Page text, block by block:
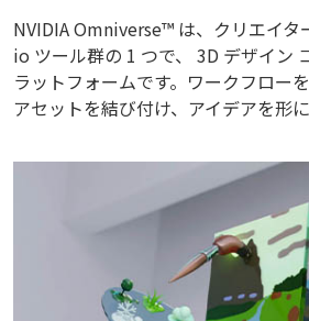
NVIDIA Omniverse™ は、クリエイタ
io ツール群の 1 つで、 3D デザイン
ラットフォームです。ワークフロー
アセットを結び付け、アイデアを形に